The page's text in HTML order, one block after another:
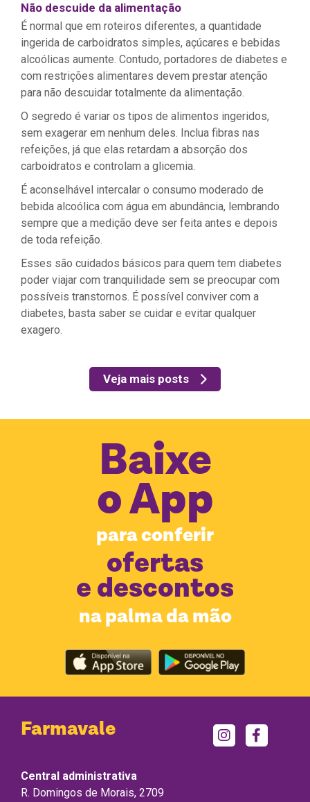
Não descuide da alimentação
É normal que em roteiros diferentes, a quantidade
ingerida de carboidratos simples, açúcares e bebidas
alcoólicas aumente. Contudo, portadores de diabetes e
com restrições alimentares devem prestar atenção
para não descuidar totalmente da alimentação.
O segredo é variar os tipos de alimentos ingeridos,
sem exagerar em nenhum deles. Inclua fibras nas
refeições, já que elas retardam a absorção dos
carboidratos e controlam a glicemia.
É aconselhável intercalar o consumo moderado de
bebida alcoólica com água em abundância, lembrando
sempre que a medição deve ser feita antes e depois
de toda refeição.
Esses são cuidados básicos para quem tem diabetes
poder viajar com tranquilidade sem se preocupar com
possíveis transtornos. É possível conviver com a
diabetes, basta saber se cuidar e evitar qualquer
exagero.
Veja mais posts
Baixe
oApp
para conferir
ofertas
e descontos
na palma da mão
Farmavale
Central administrativa
R. Domingos de Morais, 2709